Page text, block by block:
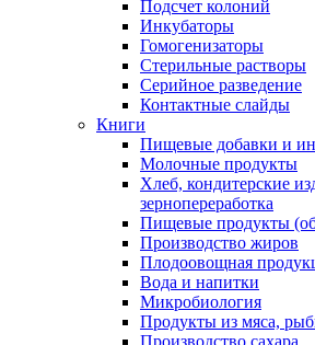
Подсчет колоний
Инкубаторы
Гомогенизаторы
Стерильные растворы
Серийное разведение
Контактные слайды
Книги
Пищевые добавки и
Молочные продукты
Хлеб, кондитерские
зернопереработка
Пищевые продукты
Производство жиров
Плодоовощная
Вода и напитки
Микробиология
Продукты из мяса,
Производство сахара